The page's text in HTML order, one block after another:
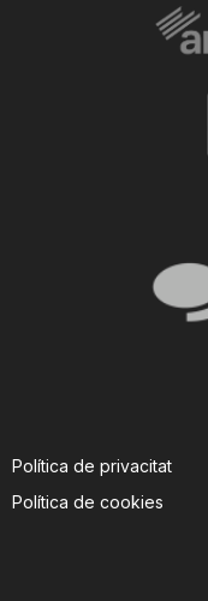
Política de privacitat
Política de cookies